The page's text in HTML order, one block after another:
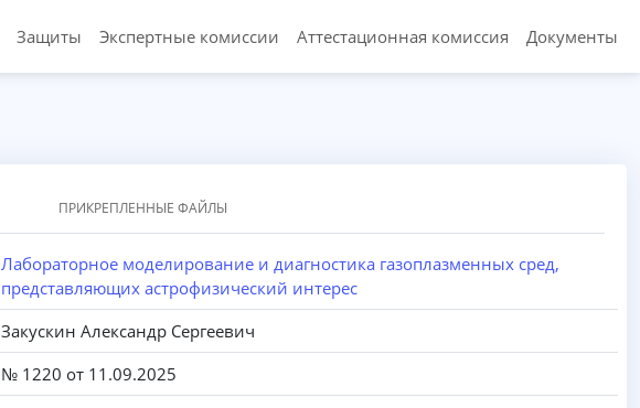
Защиты Экспертные комиссии Аттестационная комиссия Документы
ПРИКРЕПЛЕННЫЕ ФАЙЛЫ
Лабораторное моделирование и диагностика газоплазменных сред,
представляющих астрофизический интерес
Закускин Александр Сергеевич
№ 1220 от 11.09.2025